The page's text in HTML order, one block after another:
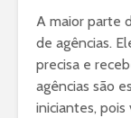
A maior parte
de agências.
precisa e
agências são
iniciantes, pois